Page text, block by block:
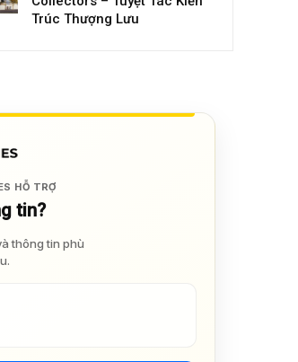
Trúc Thượng Lưu
HỖ TRỢ
tin?
thông tin phù